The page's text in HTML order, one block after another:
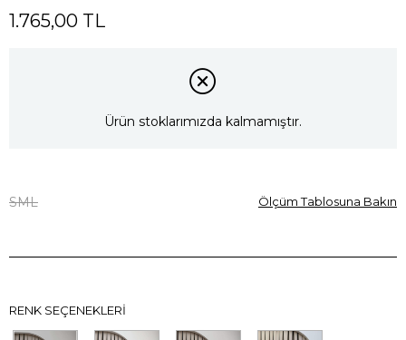
1.765,00 TL
Ürün stoklarımızda kalmamıştır.
SML Ölçüm Tablosuna Bakın
RENK SEÇENEKLERI